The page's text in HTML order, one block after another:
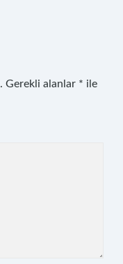
Gerekli alanlar * ile